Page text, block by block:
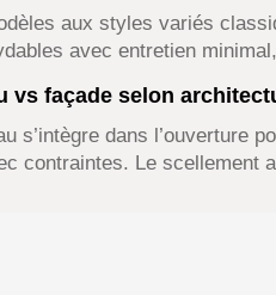
aux styles variés
avec entretien
vs façade selon
s’intègre dans l’ouverture
contraintes. Le scellement